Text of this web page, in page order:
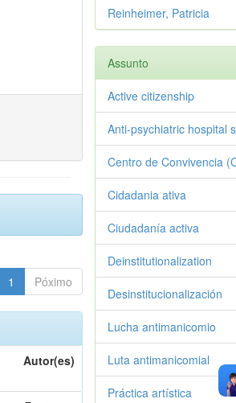
1 Póximo
Autor(es)
Reinheimer, Patricia
Assunto
Active citizenship
Anti-psychiatric hospital
Centro de Convivencia
Cidadania ativa
Ciudadanía activa
Deinstitutionalization
Desinstitucionalización
Lucha antimanicomio
Luta antimanicomial
Práctica artística